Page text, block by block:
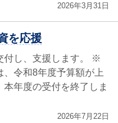
2026年3月31日
を応援
付し、支援します。 ※
令和8年度予算額が上
年度の受付を終了しま
2026年7月22日